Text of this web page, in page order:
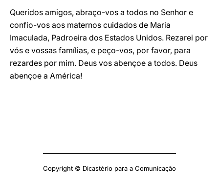
Queridos amigos, abraço-vos a todos no Senhor e
confio-vos aos maternos cuidados de Maria
Imaculada, Padroeira dos Estados Unidos. Rezarei por
vós e vossas famílias, e peço-vos, por favor, para
rezardes por mim. Deus vos abençoe a todos. Deus
abençoe a América!
Copyright © Dicastério para a Comunicação